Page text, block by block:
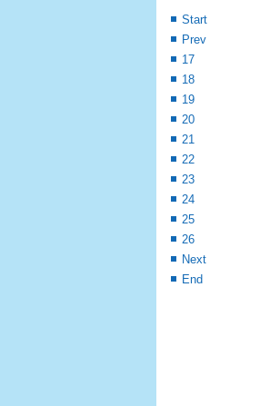
Start
Prev
17
18
19
20
21
22
23
24
25
26
Next
End